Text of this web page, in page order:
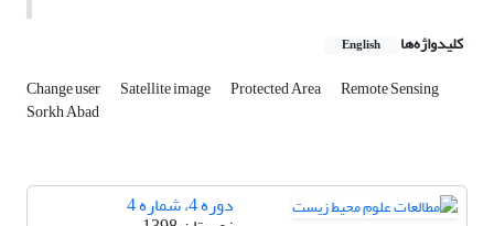
کلیدواژه‌ها English
Change user Satellite image Protected Area Remote Sensing
Sorkh Abad
دوره 4، شماره 4